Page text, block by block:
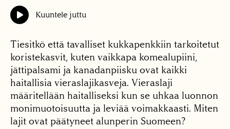
Kuuntele juttu
Tiesitkö että tavalliset kukkapenkkiin tarkoitetut
koristekasvit, kuten vaikkapa komealupiini,
jättipalsami ja kanadanpiisku ovat kaikki
haitallisia vieraslajikasveja. Vieraslaji
määritellään haitalliseksi kun se uhkaa luonnon
monimuotoisuutta ja leviää voimakkaasti. Miten
lajit ovat päätyneet alunperin Suomeen?